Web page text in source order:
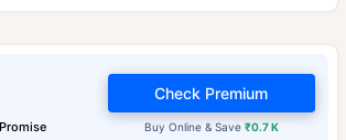
Buy Online & Save ₹0.7 K
Check Premium